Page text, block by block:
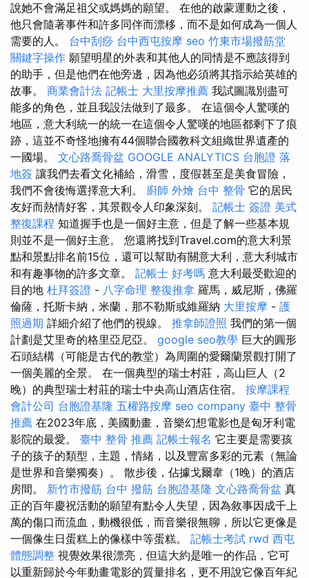
說她不會滿足祖父或媽媽的願望。 在他的啟蒙運動之後，
他只會隨著事件和許多同伴而漂移，而不是如何成為一個人
需要的人。 台中刮痧 台中西屯按摩 seo 竹東市場撥筋堂
關鍵字操作 願望明星的外表和其他人的同情是不應該得到
的助手，但是他們在他旁邊，因為他必須將其指示給英雄的
故事。 商業會計法 記帳士 大里按摩推薦 我試圖識別盡可
能多的角色，並且我設法做到了最多。 在這個令人驚嘆的
地區，意大利統一的統一在這個令人驚嘆的地區都剩下了痕
跡，這並不奇怪地擁有44個聯合國教科文組織世界遺產的
一國場。 文心路喬骨盆 GOOGLE ANALYTICS 台胞證 落
地簽 讓我們去看文化補給，滑雪，度假甚至是美食冒險，
我們不會後悔選擇意大利。 廚師 外燴 台中 整骨 它的居民
友好而熱情好客，其景觀令人印象深刻。 記帳士 簽證 美式
整復課程 知道握手也是一個好主意，但是了解一些基本規
則並不是一個好主意。 您還將找到Travel.com的意大利景
點和景點排名前15位，還可以幫助有關意大利，意大利城市
和有趣事物的許多文章。 記帳士 好考嗎 意大利最受歡迎的
目的地 杜拜簽證 - 八字命理 整復推拿 羅馬，威尼斯，佛羅
倫薩，托斯卡納，米蘭，那不勒斯或維羅納 大里按摩 - 護
照過期 詳細介紹了他們的視線。 推拿師證照 我們的第一個
計劃是艾里奇的格里亞尼亞。 google seo教學 巨大的圓形
石頭結構（可能是古代的教堂）為周圍的愛爾蘭景觀打開了
一個美麗的全景。 在一個典型的瑞士村莊，高山巨人（2
晚）的典型瑞士村莊的瑞士中央高山酒店住宿。 按摩課程
會計公司 台胞證基隆 五權路按摩 seo company 臺中 整骨
推薦 在2023年底，美國動畫，音樂幻想電影也是匈牙利電
影院的最愛。 臺中 整骨 推薦 記帳士報名 它主要是需要孩
子的孩子的類型，主題，情緒，以及豐富多彩的元素（無論
是世界和音樂獨奏）。 散步後，佔據戈爾韋（1晚）的酒店
房間。 新竹市撥筋 台中 撥筋 台胞證基隆 文心路喬骨盆 真
正的百年慶祝活動的願望有點令人失望，因為敘事因成千上
萬的傷口而流血，動機很低，而音樂很無聊，所以它更像是
一個像生日蛋糕上的像樣中等蛋糕。 記帳士考試 rwd 西屯
體態調整 視覺效果很漂亮，但這大約是唯一的作品，它可
以重新歸於今年動畫電影的質量排名，更不用說它像百年紀